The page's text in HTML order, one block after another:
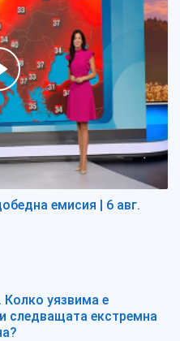
емисия | 6 авг.
Колко уязвима е
следващата екстремна